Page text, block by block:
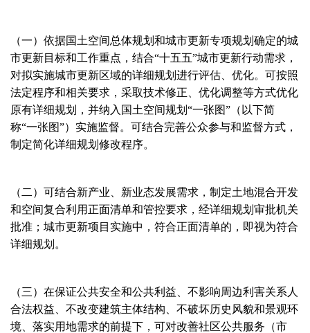
（一）依据国土空间总体规划和城市更新专项规划确定的城
市更新目标和工作重点，结合“十五五”城市更新行动需求，
对拟实施城市更新区域的详细规划进行评估、优化。可按照
法定程序和相关要求，采取技术修正、优化调整等方式优化
原有详细规划，并纳入国土空间规划“一张图”（以下简
称“一张图”）实施监督。可结合完善公众参与和监督方式，
制定简化详细规划修改程序。
（二）可结合新产业、新业态发展需求，制定土地混合开发
和空间复合利用正面清单和管控要求，经详细规划审批机关
批准；城市更新项目实施中，符合正面清单的，即视为符合
详细规划。
（三）在保证公共安全和公共利益、不影响周边利害关系人
合法权益、不改变建筑主体结构、不破坏历史风貌和景观环
境、落实用地需求的前提下，可对改善社区公共服务（市